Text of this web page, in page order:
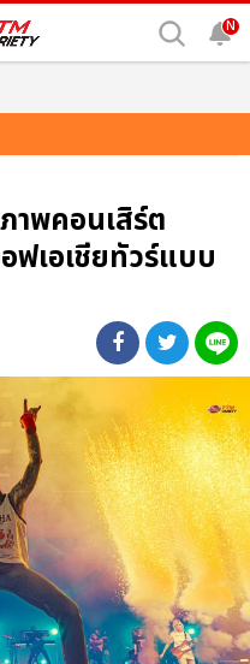
N
าพคอนเสิร์ต
ฟเอเชียทัวร์แบบ